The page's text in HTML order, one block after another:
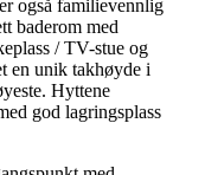
også familievennlig
baderom med
/ TV-stue og
en unik takhøyde i
Hyttene
god lagringsplass